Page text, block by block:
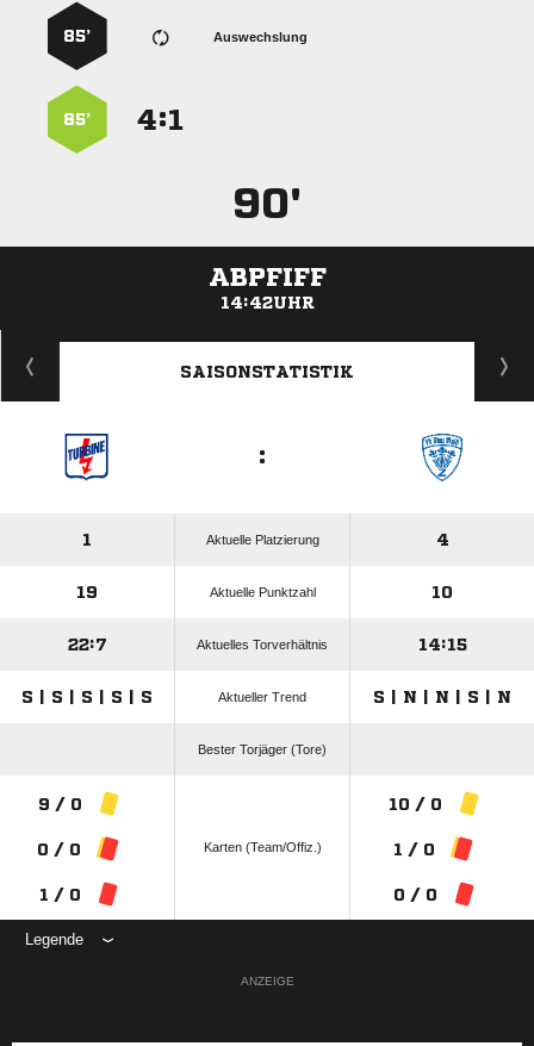
Auswechslung
85’
:
85’
90'
ABPFIFF
14:42UHR
ANZEIGE
SAISONSTATISTIK
:
1 Aktuelle Platzierung 4
19 Aktuelle Punktzahl 10
22:7 Aktuelles Torverhältnis 14:15
S | S | S | S | S Aktueller Trend S | N | N | S | N
Bester Torjäger (Tore)
9 / 0
0 / 0
1 / 0
Karten (Team/Offiz.)
10 / 0
1 / 0
0 / 0
Legende
ANZEIGE